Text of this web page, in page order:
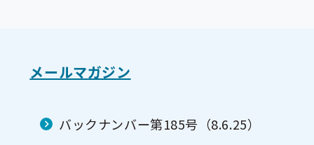
メールマガジン
バックナンバー第185号（8.6.25）